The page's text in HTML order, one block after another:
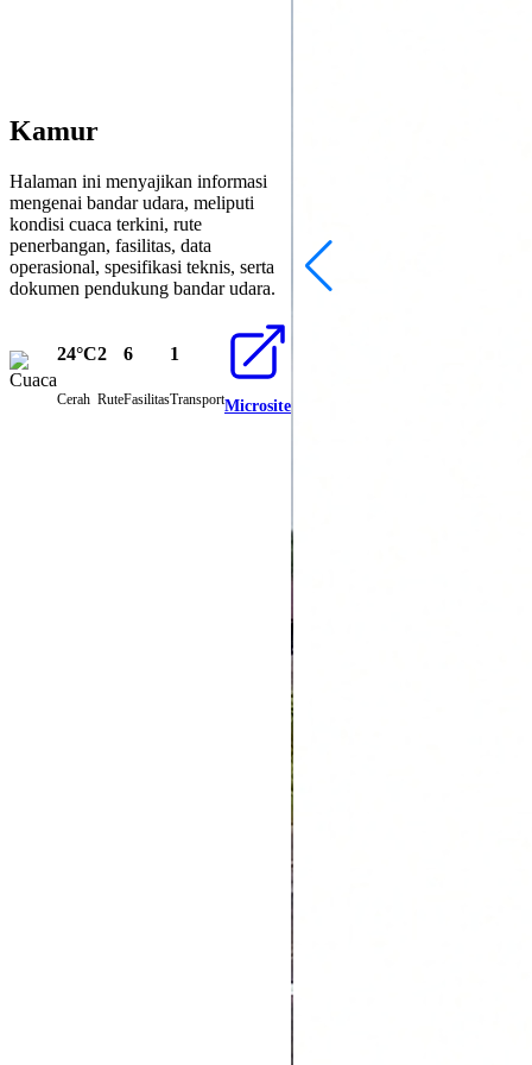
Kamur
Halaman ini menyajikan informasi
mengenai bandar udara, meliputi
kondisi cuaca terkini, rute
penerbangan, fasilitas, data
operasional, spesifikasi teknis, serta
dokumen pendukung bandar udara.
24°C
Cerah
2
Rute
6
Fasilitas
1
TransportMicrosite